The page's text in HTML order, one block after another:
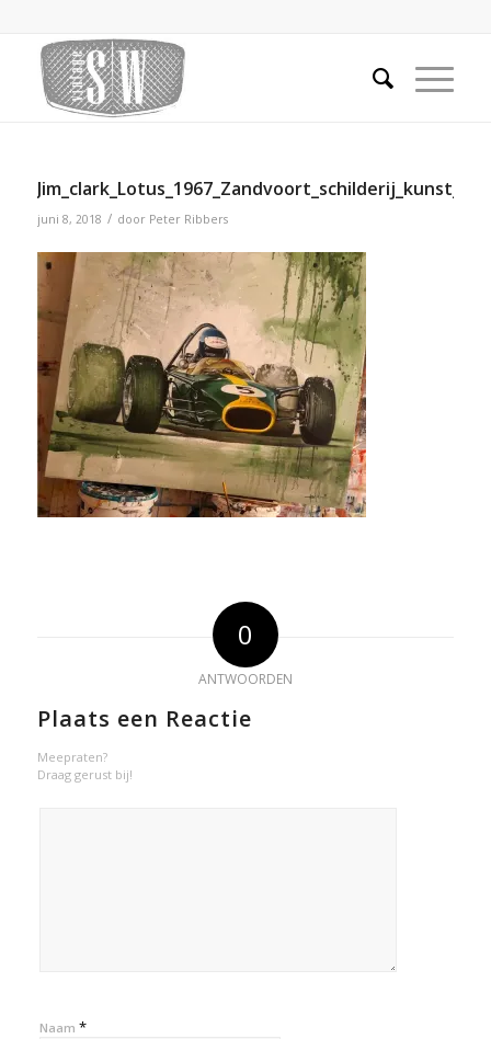
juni 8, 2018 / door Peter Ribbers
0
ANTWOORDEN
Plaats een Reactie
Meepraten?
Draag gerust bij!
Naam *